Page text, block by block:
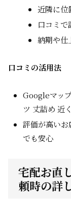
近隣に位
口コミで
納期や仕
口コミの活用法
Googleマッ
ツ 丈詰め 近
評価が高い
でも安心
宅配お直
頼時の詳